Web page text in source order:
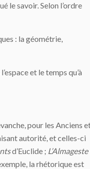
le savoir. Selon l’ordre
: la géométrie,
et le temps qu’à
pour les Anciens
autorité, et celles-ci
d’Euclide ; L’Almageste
la rhétorique est